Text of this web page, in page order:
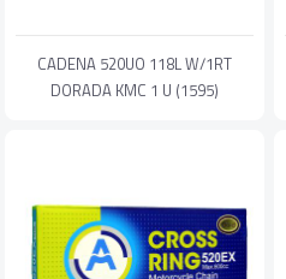
CADENA 520UO 118L W/1RT
DORADA KMC 1 U (1595)